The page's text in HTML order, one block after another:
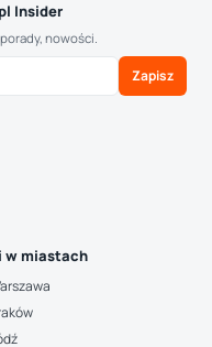
Insider
nowości.
Zapisz
w miastach